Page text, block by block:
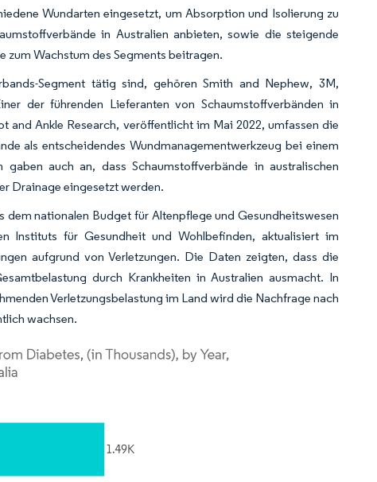
Wundarten eingesetzt, um Absorption und Isolierung zu
in Australien anbieten, sowie die steigende
zum Wachstum des Segments beitragen.
Segment tätig sind, gehören Smith and Nephew, 3M,
der führenden Lieferanten von Schaumstoffverbänden in
Ankle Research, veröffentlicht im Mai 2022, umfassen die
als entscheidendes Wundmanagementwerkzeug bei einem
auch an, dass Schaumstoffverbände in australischen
Drainage eingesetzt werden.
dem nationalen Budget für Altenpflege und Gesundheitswesen
Instituts für Gesundheit und Wohlbefinden, aktualisiert im
aufgrund von Verletzungen. Die Daten zeigten, dass die
durch Krankheiten in Australien ausmacht. In
Verletzungsbelastung im Land wird die Nachfrage nach
wachsen.